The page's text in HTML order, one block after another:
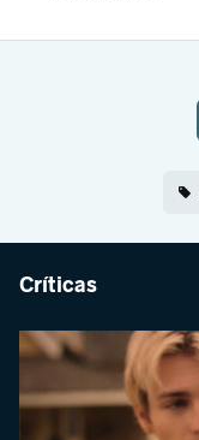
Críticas